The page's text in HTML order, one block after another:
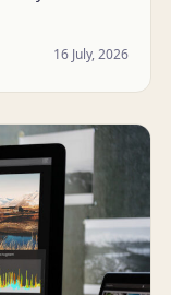
16 July, 2026